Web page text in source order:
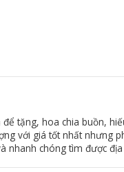
tặng, hoa chia buồn,
với giá tốt nhất nhưng
nhanh chóng tìm được